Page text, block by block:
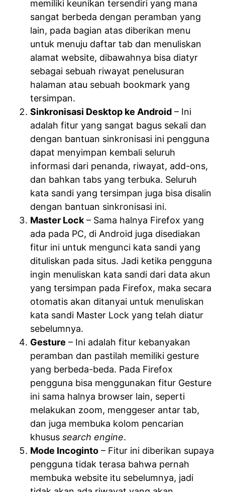
memiliki keunikan tersendiri yang mana
sangat berbeda dengan peramban yang
lain, pada bagian atas diberikan menu
untuk menuju daftar tab dan menuliskan
alamat website, dibawahnya bisa diatyr
sebagai sebuah riwayat penelusuran
halaman atau sebuah bookmark yang
tersimpan.
Sinkronisasi Desktop ke Android – Ini
adalah fitur yang sangat bagus sekali dan
dengan bantuan sinkronisasi ini pengguna
dapat menyimpan kembali seluruh
informasi dari penanda, riwayat, add-ons,
dan bahkan tabs yang terbuka. Seluruh
kata sandi yang tersimpan juga bisa disalin
dengan bantuan sinkronisasi ini.
Master Lock – Sama halnya Firefox yang
ada pada PC, di Android juga disediakan
fitur ini untuk mengunci kata sandi yang
dituliskan pada situs. Jadi ketika pengguna
ingin menuliskan kata sandi dari data akun
yang tersimpan pada Firefox, maka secara
otomatis akan ditanyai untuk menuliskan
kata sandi Master Lock yang telah diatur
sebelumnya.
Gesture – Ini adalah fitur kebanyakan
peramban dan pastilah memiliki gesture
yang berbeda-beda. Pada Firefox
pengguna bisa menggunakan fitur Gesture
ini sama halnya browser lain, seperti
melakukan zoom, menggeser antar tab,
dan juga membuka kolom pencarian
khusus search engine.
Mode Incoginto – Fitur ini diberikan supaya
pengguna tidak terasa bahwa pernah
membuka website itu sebelumnya, jadi